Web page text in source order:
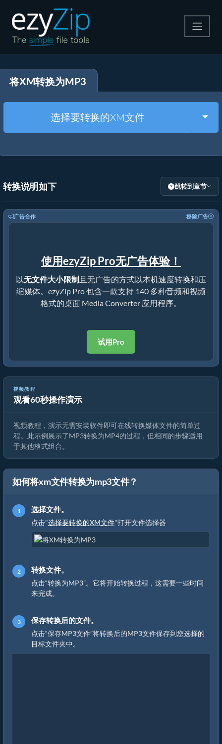
解压
其他工具
将XM转换为MP3
选择要转换的XM文件
转换说明如下 跳转到章节
广告合作 移除广告
使用ezyZip Pro无广告体验！
以无文件大小限制且无广告的方式以本机速度转换和压
缩媒体。ezyZip Pro 包含一款支持 140 多种音频和视频
格式的桌面 Media Converter 应用程序。
试用Pro
视频教程
观看60秒操作演示
如何转换媒体文件
视频教程，演示无需安装软件即可在线转换媒体文件的简单过
程。此示例展示了MP3转换为MP4的过程，但相同的步骤适用
于其他格式组合。
如何将xm文件转换为mp3文件？
选择文件。
点击"选择要转换的XM文件"打开文件选择器
转换文件。
点击“转换为MP3”。它将开始转换过程，这需要一些时间
来完成。
保存转换后的文件。
点击“保存MP3文件”将转换后的MP3文件保存到您选择的
目标文件夹中。